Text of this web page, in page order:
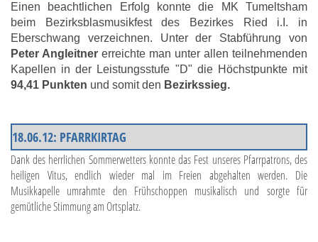
Einen beachtlichen Erfolg konnte die MK Tumeltsham
beim Bezirksblasmusikfest des Bezirkes Ried i.I. in
Eberschwang verzeichnen. Unter der Stabführung von
Peter Angleitner erreichte man unter allen teilnehmenden
Kapellen in der Leistungsstufe "D" die Höchstpunkte mit
94,41 Punkten und somit den Bezirkssieg.
18.06.12: PFARRKIRTAG
Dank des herrlichen Sommerwetters konnte das Fest unseres Pfarrpatrons, des
heiligen Vitus, endlich wieder mal im Freien abgehalten werden. Die
Musikkapelle umrahmte den Frühschoppen musikalisch und sorgte für
gemütliche Stimmung am Ortsplatz.